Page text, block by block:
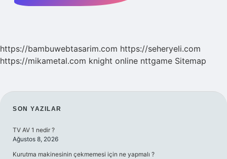
https://bambuwebtasarim.com https://seheryeli.com
https://mikametal.com knight online nttgame Sitemap
SIDEBAR
SON YAZILAR
TV AV 1 nedir ?
Ağustos 8, 2026
Kurutma makinesinin çekmemesi için ne yapmalı ?